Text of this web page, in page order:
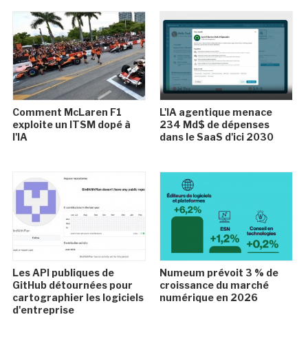
Comment McLaren F1
exploite un ITSM dopé à
l'IA
L'IA agentique menace
234 Md$ de dépenses
dans le SaaS d'ici 2030
Les API publiques de
GitHub détournées pour
cartographier les logiciels
d'entreprise
Numeum prévoit 3 % de
croissance du marché
numérique en 2026